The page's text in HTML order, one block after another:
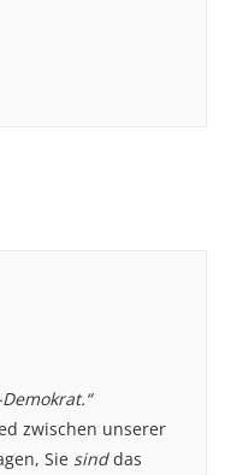
zwischen unserer
Sie sinddas